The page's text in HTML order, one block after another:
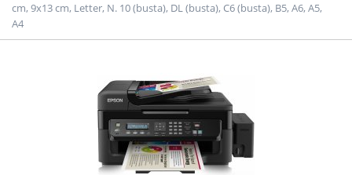
cm, 9x13 cm, Letter, N. 10 (busta), DL (busta), C6 (busta), B5, A6, A5,
A4